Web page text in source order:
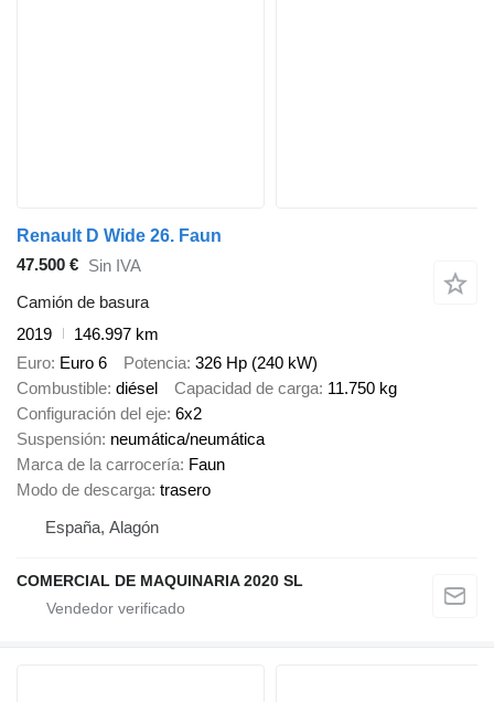
Renault D Wide 26. Faun
47.500 € Sin IVA
Camión de basura
2019
146.997 km
Euro Euro 6 Potencia 326 Hp (240 kW)
Combustible diésel Capacidad de carga 11.750 kg
Configuración del eje 6x2
Suspensión neumática/neumática
Marca de la carrocería Faun
Modo de descarga trasero
España, Alagón
COMERCIAL DE MAQUINARIA 2020 SL